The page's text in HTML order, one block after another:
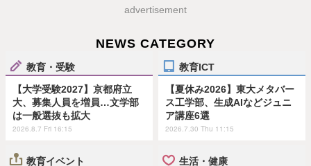
advertisement
NEWS CATEGORY
教育・受験
【大学受験2027】京都府立
大、募集人員を増員…文学部
は一般選抜も拡大
2026.8.7 Fri 16:15
教育ICT
【夏休み2026】東大メタバー
ス工学部、生成AIなどジュニ
ア講座6選
2026.7.30 Thu 11:15
教育イベント 生活・健康